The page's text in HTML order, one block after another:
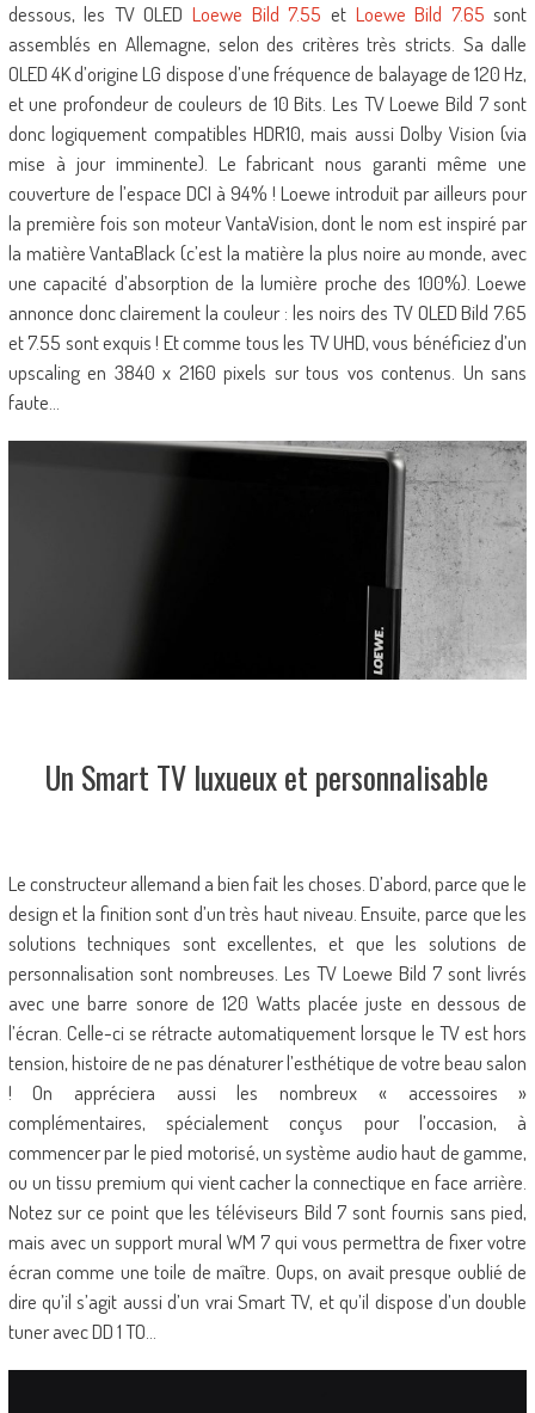
dessous, les TV OLEDLoewe Bild 7.55 et Loewe Bild 7.65 sont
assemblés en Allemagne, selon des critères très stricts. Sa dalle
OLED 4K d’origine LG dispose d’une fréquence de balayage de 120 Hz,
et une profondeur de couleurs de 10 Bits. Les TV Loewe Bild 7 sont
donc logiquement compatibles HDR10, mais aussi Dolby Vision (via
mise à jour imminente). Le fabricant nous garanti même une
couverture de l’espace DCI à 94% ! Loewe introduit par ailleurs pour
la première fois son moteur VantaVision, dont le nom est inspiré par
la matière VantaBlack (c’est la matière la plus noire au monde, avec
une capacité d’absorption de la lumière proche des 100%). Loewe
annonce donc clairement la couleur : les noirs des TV OLED Bild 7.65
et 7.55 sont exquis ! Et comme tous les TV UHD, vous bénéficiez d’un
upscaling en 3840 x 2160 pixels sur tous vos contenus. Un sans
faute…
Un Smart TV luxueux et personnalisable
Le constructeur allemand a bien fait les choses. D’abord, parce que le
design et la finition sont d’un très haut niveau. Ensuite, parce que les
solutions techniques sont excellentes, et que les solutions de
personnalisation sont nombreuses. Les TV Loewe Bild 7 sont livrés
avec une barre sonore de 120 Watts placée juste en dessous de
l’écran. Celle-ci se rétracte automatiquement lorsque le TV est hors
tension, histoire de ne pas dénaturer l’esthétique de votre beau salon
! On appréciera aussi les nombreux « accessoires »
complémentaires, spécialement conçus pour l’occasion, à
commencer par le pied motorisé, un système audio haut de gamme,
ou un tissu premium qui vient cacher la connectique en face arrière.
Notez sur ce point que les téléviseurs Bild 7 sont fournis sans pied,
mais avec un support mural WM 7 qui vous permettra de fixer votre
écran comme une toile de maître. Oups, on avait presque oublié de
dire qu’il s’agit aussi d’un vrai Smart TV, et qu’il dispose d’un double
tuner avec DD 1 TO…